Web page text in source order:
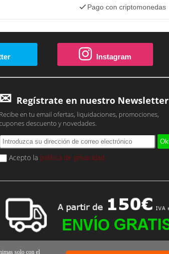
Pago con criptomonedas
Instagram
Regístrate en nuestro Newsletter
Recibe en tu email ofertas, liquidaciones, promociones,
descuento y novedades.
Acepto la política de privacidad
solo con el